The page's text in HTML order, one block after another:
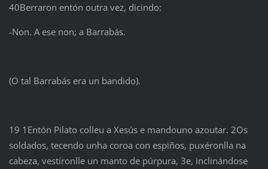
40Berraron entón outra vez, dicindo:
-Non. A ese non; a Barrabás.
(O tal Barrabás era un bandido).
19 1Entón Pilato colleu a Xesús e mandouno azoutar. 2Os
soldados, tecendo unha coroa con espiños, puxéronlla na
cabeza, vestíronlle un manto de púrpura, 3e, inclinándose